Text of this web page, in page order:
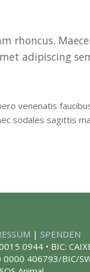
rhoncus.
adipiscing
venenatis
sodales sagittis
| SPENDEN
0944 • BIC:
406793/BIC/